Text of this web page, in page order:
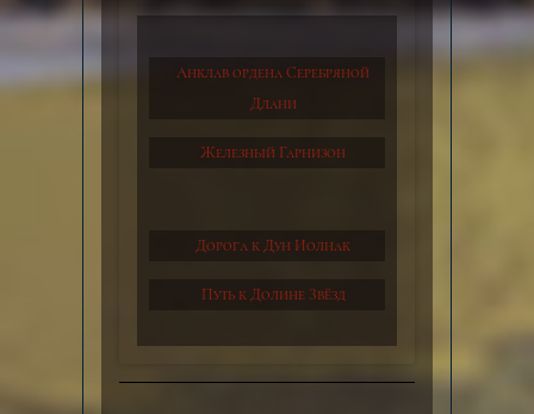
Анклав ордена Серебряной
Длани
Железный Гарнизон
Дорога к Дун Иолнак
Путь к Долине Звёзд